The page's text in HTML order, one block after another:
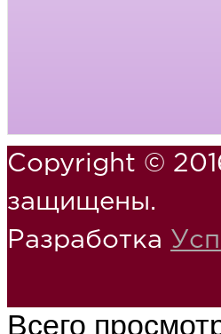
Copyright ©
защищены.
Разработка
Всего